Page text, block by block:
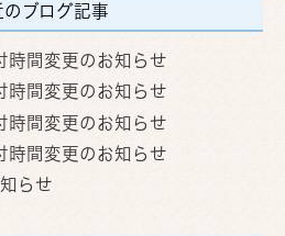
のブログ記事
時間変更のお知らせ
時間変更のお知らせ
時間変更のお知らせ
時間変更のお知らせ
らせ